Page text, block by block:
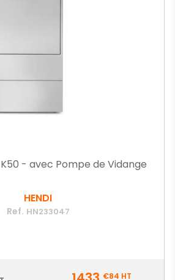
- avec Pompe de Vidange
HENDI
Ref. HN233047
€84 HT